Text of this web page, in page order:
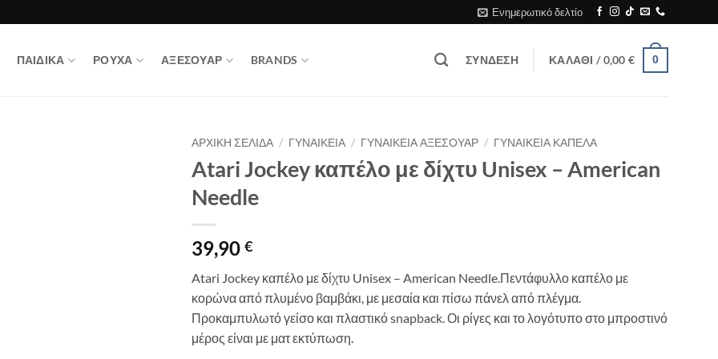
Ενημερωτικό δελτίο
ΠΑΙΔΙΚΑ ΡΟΥΧΑ ΑΞΕΣΟΥΑΡ BRANDS ΣΎΝΔΕΣΗ ΚΑΛΆΘΙ /0,00€ 0
ΑΡΧΙΚΉ ΣΕΛΊΔΑ / ΓΥΝΑΙΚΕΙΑ / ΓΥΝΑΙΚΕΙΑ ΑΞΕΣΟΥΑΡ / ΓΥΝΑΙΚΕΙΑ ΚΑΠΕΛΑ
Atari Jockey καπέλο με δίχτυ Unisex – American
Needle
39,90 €
Atari Jockey καπέλο με δίχτυ Unisex – American Needle. Πεντάφυλλο καπέλο με
κορώνα από πλυμένο βαμβάκι, με μεσαία και πίσω πάνελ από πλέγμα.
Προκαμπυλωτό γείσο και πλαστικό snapback. Οι ρίγες και το λογότυπο στο μπροστινό
μέρος είναι με ματ εκτύπωση.